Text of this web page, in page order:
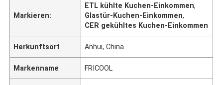
Markieren:
ETL kühlte Kuchen-Einkommen,
Glastür-Kuchen-Einkommen,
CER gekühltes Kuchen-Einkommen
Herkunftsort Anhui, China
Markenname FRICOOL